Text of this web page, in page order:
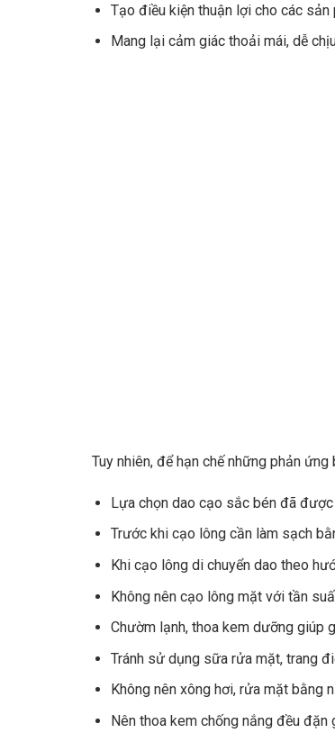
Tạo điều kiện thuận lợi cho các
Mang lại cảm giác thoải mái, dễ
Tuy nhiên, để hạn chế những phản
Lựa chọn dao cạo sắc bén đã
Trước khi cạo lông cần làm sạch
Khi cạo lông di chuyển dao theo
Không nên cạo lông mặt với tần
Chườm lạnh, thoa kem dưỡng giúp
Tránh sử dụng sữa rửa mặt, trang
Không nên xông hơi, rửa mặt bằng
Nên thoa kem chống nắng đều